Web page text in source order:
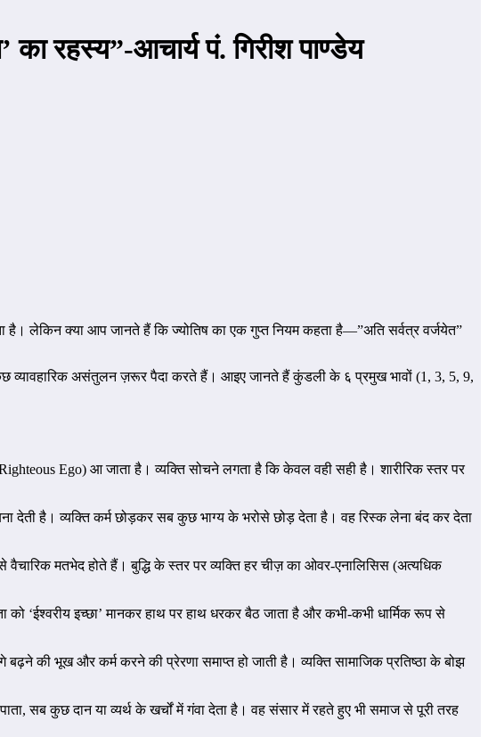
रहस्य”-आचार्य पं. गिरीश पाण्डेय
है। लेकिन क्या आप जानते हैं कि ज्योतिष का एक गुप्त नियम कहता है—”अति सर्वत्र वर्जयेत”
कुछ व्यावहारिक असंतुलन ज़रूर पैदा करते हैं। आइए जानते हैं कुंडली के ६ प्रमुख भावों (1, 3, 5, 9,
Ego) आ जाता है। व्यक्ति सोचने लगता है कि केवल वही सही है। शारीरिक स्तर पर
देती है। व्यक्ति कर्म छोड़कर सब कुछ भाग्य के भरोसे छोड़ देता है। वह रिस्क लेना बंद कर देता
मतभेद होते हैं। बुद्धि के स्तर पर व्यक्ति हर चीज़ का ओवर-एनालिसिस (अत्यधिक
‘ईश्वरीय इच्छा’ मानकर हाथ पर हाथ धरकर बैठ जाता है और कभी-कभी धार्मिक रूप से
की भूख और कर्म करने की प्रेरणा समाप्त हो जाती है। व्यक्ति सामाजिक प्रतिष्ठा के बोझ
सब कुछ दान या व्यर्थ के खर्चों में गंवा देता है। वह संसार में रहते हुए भी समाज से पूरी तरह